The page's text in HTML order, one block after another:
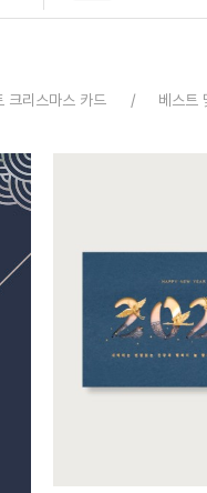
크리스마스 카드 베스트